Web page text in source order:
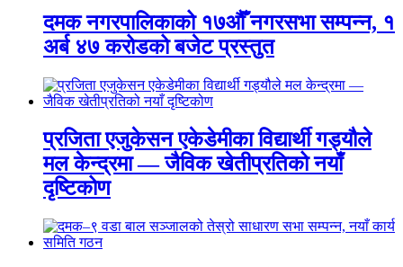
दमक नगरपालिकाको १७औँ नगरसभा सम्पन्न, १
अर्ब ४७ करोडको बजेट प्रस्तुत
प्रजिता एजुकेसन एकेडेमीका विद्यार्थी गड्यौले
मल केन्द्रमा — जैविक खेतीप्रतिको नयाँ
दृष्टिकोण